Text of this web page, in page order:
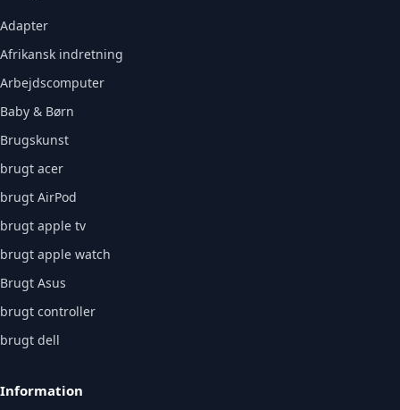
Adapter
Afrikansk indretning
Arbejdscomputer
Baby & Børn
Brugskunst
brugt acer
brugt AirPod
brugt apple tv
brugt apple watch
Brugt Asus
brugt controller
brugt dell
Information